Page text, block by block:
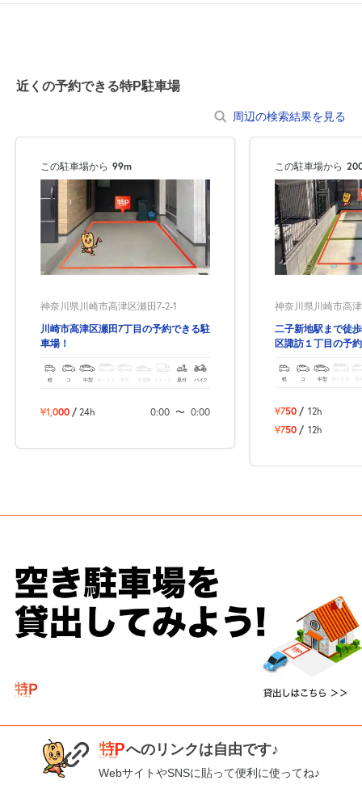
近くの予約できる特P駐車場
周辺の検索結果を見る
この駐車場から 99m
神奈川県川崎市高津区瀬田7-2-1
川崎市高津区瀬田7丁目の予約できる駐
車場！
軽 コ 中型 ボックス SUV 大型車 トラック 原付 バイク
¥1,000 / 24h 0:00 〜 0:00
この駐車場から
神奈川県川崎市高
二子新地駅まで徒
区諏訪１丁目の予
軽 コ 中型 ボックス
¥750 / 12h
¥750 / 12h
へのリンクは自由です♪
WebサイトやSNSに貼って便利に使ってね♪